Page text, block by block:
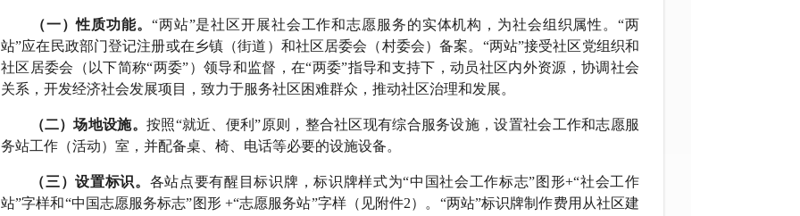
（一）性质功能。 “两站”是社区开展社会工作和志愿服务的实体机构，为社会组织属性。“两
站”应在民政部门登记注册或在乡镇（街道）和社区居委会（村委会）备案。“两站”接受社区党组织和
社区居委会（以下简称“两委”）领导和监督，在“两委”指导和支持下，动员社区内外资源，协调社会
关系，开发经济社会发展项目，致力于服务社区困难群众，推动社区治理和发展。
（二）场地设施。 按照“就近、便利”原则，整合社区现有综合服务设施，设置社会工作和志愿服
务站工作（活动）室，并配备桌、椅、电话等必要的设施设备。
（三）设置标识。 各站点要有醒目标识牌，标识牌样式为“中国社会工作标志”图形+“社会工作
站”字样和“中国志愿服务标志”图形 +“志愿服务站”字样（见附件2）。“两站”标识牌制作费用从社区建